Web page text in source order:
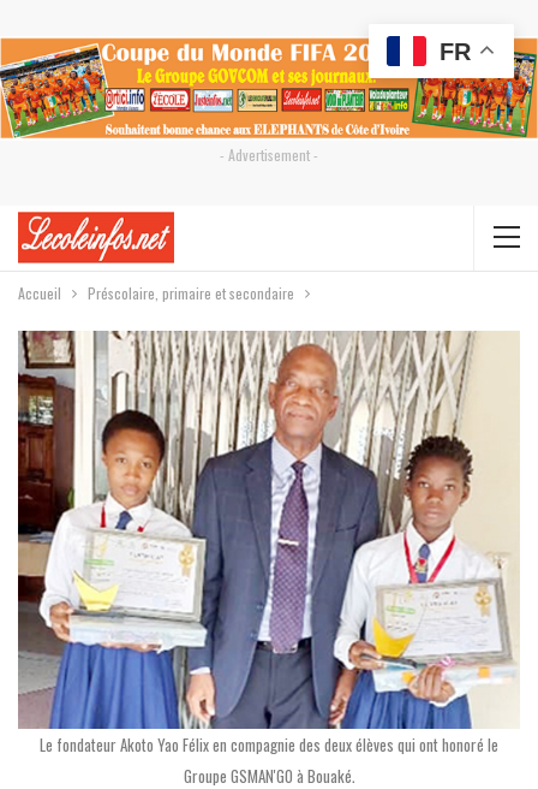
- Advertisement -
Accueil Préscolaire, primaire et secondaire
Le fondateur Akoto Yao Félix en compagnie des deux élèves qui ont honoré le
Groupe GSMAN'GO à Bouaké.
FR